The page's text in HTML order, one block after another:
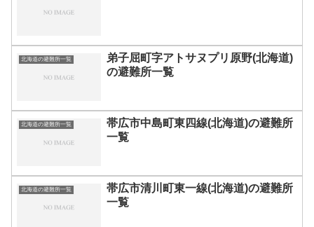
北海道の避難所一覧
弟子屈町字アトサヌプリ原野(北海道)
の避難所一覧
北海道の避難所一覧
帯広市中島町東四線(北海道)の避難所
一覧
北海道の避難所一覧
帯広市清川町東一線(北海道)の避難所
一覧